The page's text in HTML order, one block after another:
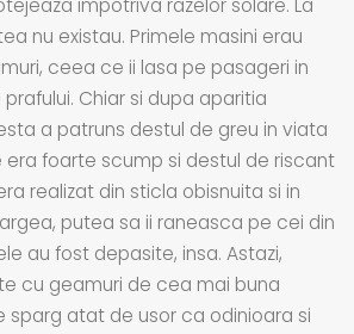
nu existau. Primele masini erau
ceea ce ii lasa pe pasageri in
Chiar si dupa aparitia
a patruns destul de greu in viata
era foarte scump si destul de riscant
realizat din sticla obisnuita si in
putea sa ii raneasca pe cei din
au fost depasite, insa. Astazi,
cu geamuri de cea mai buna
sparg atat de usor ca odinioara si